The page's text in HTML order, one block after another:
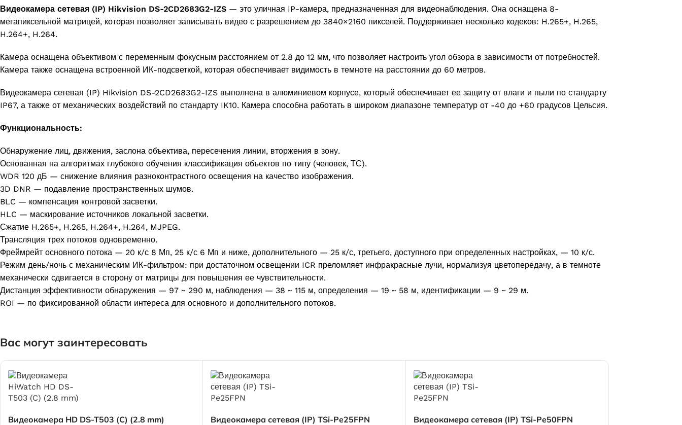
Видеокамера сетевая (IP) Hikvision DS-2CD2683G2-IZS — это уличная IP-камера, предназначенная для видеонаблюдения. Она оснащена 8-
мегапиксельной матрицей, которая позволяет записывать видео с разрешением до 3840×2160 пикселей. Поддерживает несколько кодеков: H.265+, H.265,
H.264+, H.264.
Камера оснащена объективом с переменным фокусным расстоянием от 2.8 до 12 мм, что позволяет настроить угол обзора в зависимости от потребностей.
Камера также оснащена встроенной ИК-подсветкой, которая обеспечивает видимость в темноте на расстоянии до 60 метров.
Видеокамера сетевая (IP) Hikvision DS-2CD2683G2-IZS выполнена в алюминиевом корпусе, который обеспечивает ее защиту от влаги и пыли по стандарту
IP67, а также от механических воздействий по стандарту IK10. Камера способна работать в широком диапазоне температур от -40 до +60 градусов Цельсия.
Функциональность:
Обнаружение лиц, движения, заслона объектива, пересечения линии, вторжения в зону.
Основанная на алгоритмах глубокого обучения классификация объектов по типу (человек, ТС).
WDR 120 дБ — снижение влияния разноконтрастного освещения на качество изображения.
3D DNR — подавление пространственных шумов.
BLC — компенсация контровой засветки.
HLC — маскирование источников локальной засветки.
Сжатие H.265+, H.265, H.264+, H.264, MJPEG.
Трансляция трех потоков одновременно.
Фреймрейт основного потока — 20 к/с 8 Мп, 25 к/с 6 Мп и ниже, дополнительного — 25 к/с, третьего, доступного при определенных настройках, — 10 к/с.
Режим день/ночь с механическим ИК-фильтром: при достаточном освещении ICR преломляет инфракрасные лучи, нормализуя цветопередачу, а в темноте
механически сдвигается в сторону от матрицы для повышения ее чувствительности.
Дистанция эффективности обнаружения — 97 ~ 290 м, наблюдения — 38 ~ 115 м, определения — 19 ~ 58 м, идентификации — 9 ~ 29 м.
ROI — по фиксированной области интереса для основного и дополнительного потоков.
Вас могут заинтересовать
Видеокамера HD DS-T503 (C) (2.8 mm) Видеокамера сетевая (IP) TSi-Pe25FPN Видеокамера сетевая (IP) TSi-Pe50FPN